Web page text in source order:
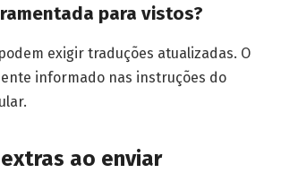
para vistos?
exigir traduções atualizadas. O
informado nas instruções do
ao enviar